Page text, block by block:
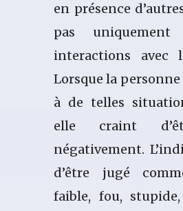
en présence
pas
interactions avec
Lorsque la personne
à de telles
elle craint
négativement.
d’être jugé
faible, fou,